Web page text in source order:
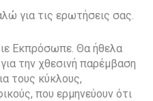
για τις ερωτήσεις σας.
Εκπρόσωπε. Θα ήθελα
την χθεσινή παρέμβαση
τους κύκλους,
που ερμηνεύουν ότι